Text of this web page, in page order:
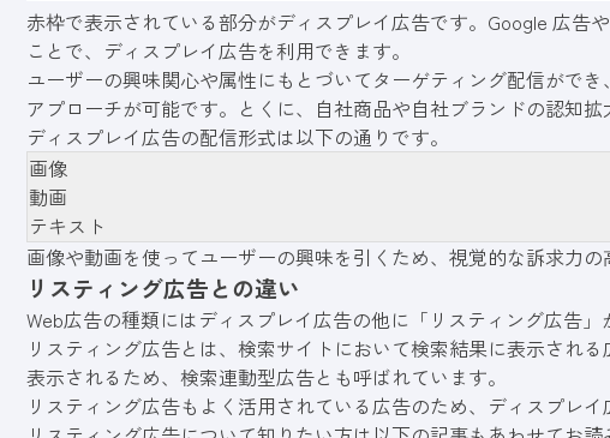
赤枠で表示されている部分がディスプレイ広告です。Google 広告
ことで、ディスプレイ広告を利用できます。
ユーザーの興味関心や属性にもとづいてターゲティング配信がで
アプローチが可能です。とくに、自社商品や自社ブランドの認知拡
ディスプレイ広告の配信形式は以下の通りです。
画像
動画
テキスト
画像や動画を使ってユーザーの興味を引くため、視覚的な訴求力の
リスティング広告との違い
Web広告の種類にはディスプレイ広告の他に「リスティング広告」
リスティング広告とは、検索サイトにおいて検索結果に表示され
表示されるため、検索連動型広告とも呼ばれています。
リスティング広告もよく活用されている広告のため、ディスプレ